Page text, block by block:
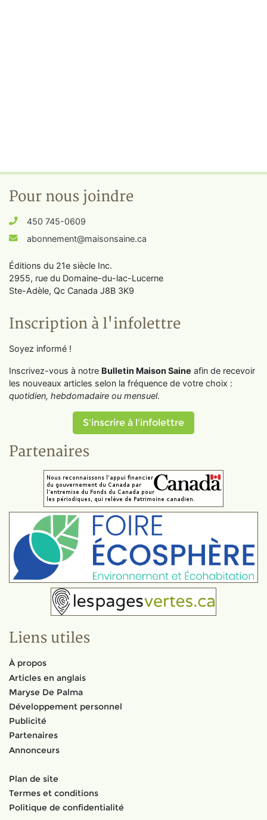
Pour nous joindre
450 745-0609
abonnement@maisonsaine.ca
Éditions du 21e siècle Inc.
2955, rue du Domaine-du-lac-Lucerne
Ste-Adèle, Qc Canada J8B 3K9
Inscription à l'infolettre
Soyez informé !
Inscrivez-vous à notre Bulletin Maison Saine afin de recevoir
les nouveaux articles selon la fréquence de votre choix :
quotidien, hebdomadaire ou mensuel.
S'inscrire à l'infolettre
Partenaires
Liens utiles
À propos
Articles en anglais
Maryse De Palma
Développement personnel
Publicité
Partenaires
Annonceurs
Plan de site
Termes et conditions
Politique de confidentialité